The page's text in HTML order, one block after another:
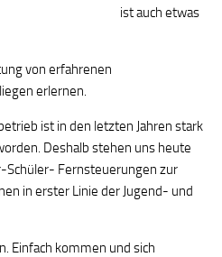
ist auch etwas
von erfahrenen
erlernen.
ist in den letzten Jahren stark
Deshalb stehen uns heute
Fernsteuerungen zur
in erster Linie der Jugend- und
Einfach kommen und sich